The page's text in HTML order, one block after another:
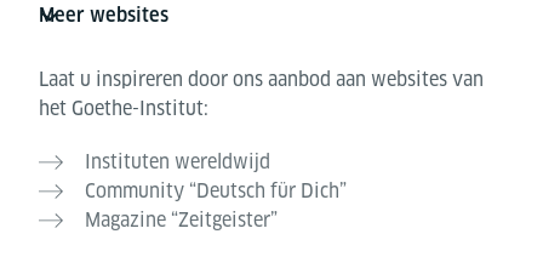
Meer websites
Laat u inspireren door ons aanbod aan websites van
het Goethe-Institut:
Instituten wereldwijd
Community “Deutsch für Dich”
Magazine “Zeitgeister”